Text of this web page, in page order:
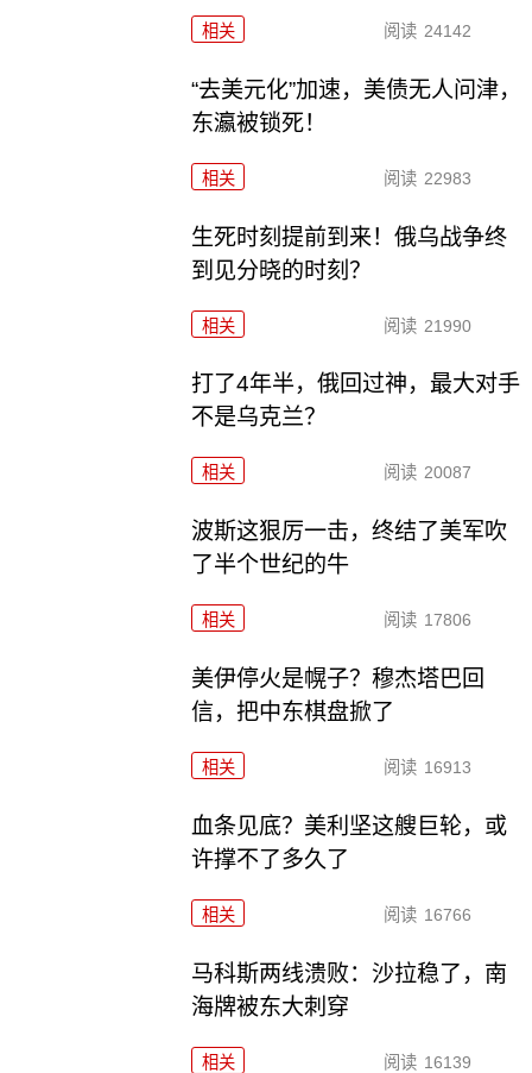
相关 阅读 24142
“去美元化”加速，美债无人问津，
东瀛被锁死！
相关 阅读 22983
生死时刻提前到来！俄乌战争终
到见分晓的时刻？
相关 阅读 21990
打了4年半，俄回过神，最大对手
不是乌克兰？
相关 阅读 20087
波斯这狠厉一击，终结了美军吹
了半个世纪的牛
相关 阅读 17806
美伊停火是幌子？穆杰塔巴回
信，把中东棋盘掀了
相关 阅读 16913
血条见底？美利坚这艘巨轮，或
许撑不了多久了
相关 阅读 16766
马科斯两线溃败：沙拉稳了，南
海牌被东大刺穿
相关 阅读 16139